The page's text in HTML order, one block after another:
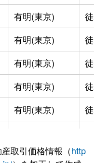
有明(東京)
徒歩4
有明(東京)
徒歩5
有明(東京)
徒歩5
有明(東京)
徒歩7
有明(東京)
徒歩5
有明(東京)
徒歩5
取引価格情報（http